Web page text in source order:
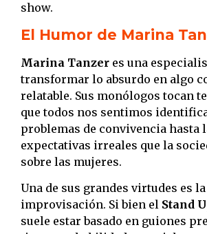
show.
El Humor de Marina
Marina Tanzer es una
transformar lo absurdo en algo
relatable. Sus monólogos tocan
que todos nos sentimos
problemas de convivencia hasta
expectativas irreales que la
sobre las mujeres.
Una de sus grandes virtudes es
improvisación. Si bien el Stand
suele estar basado en guiones